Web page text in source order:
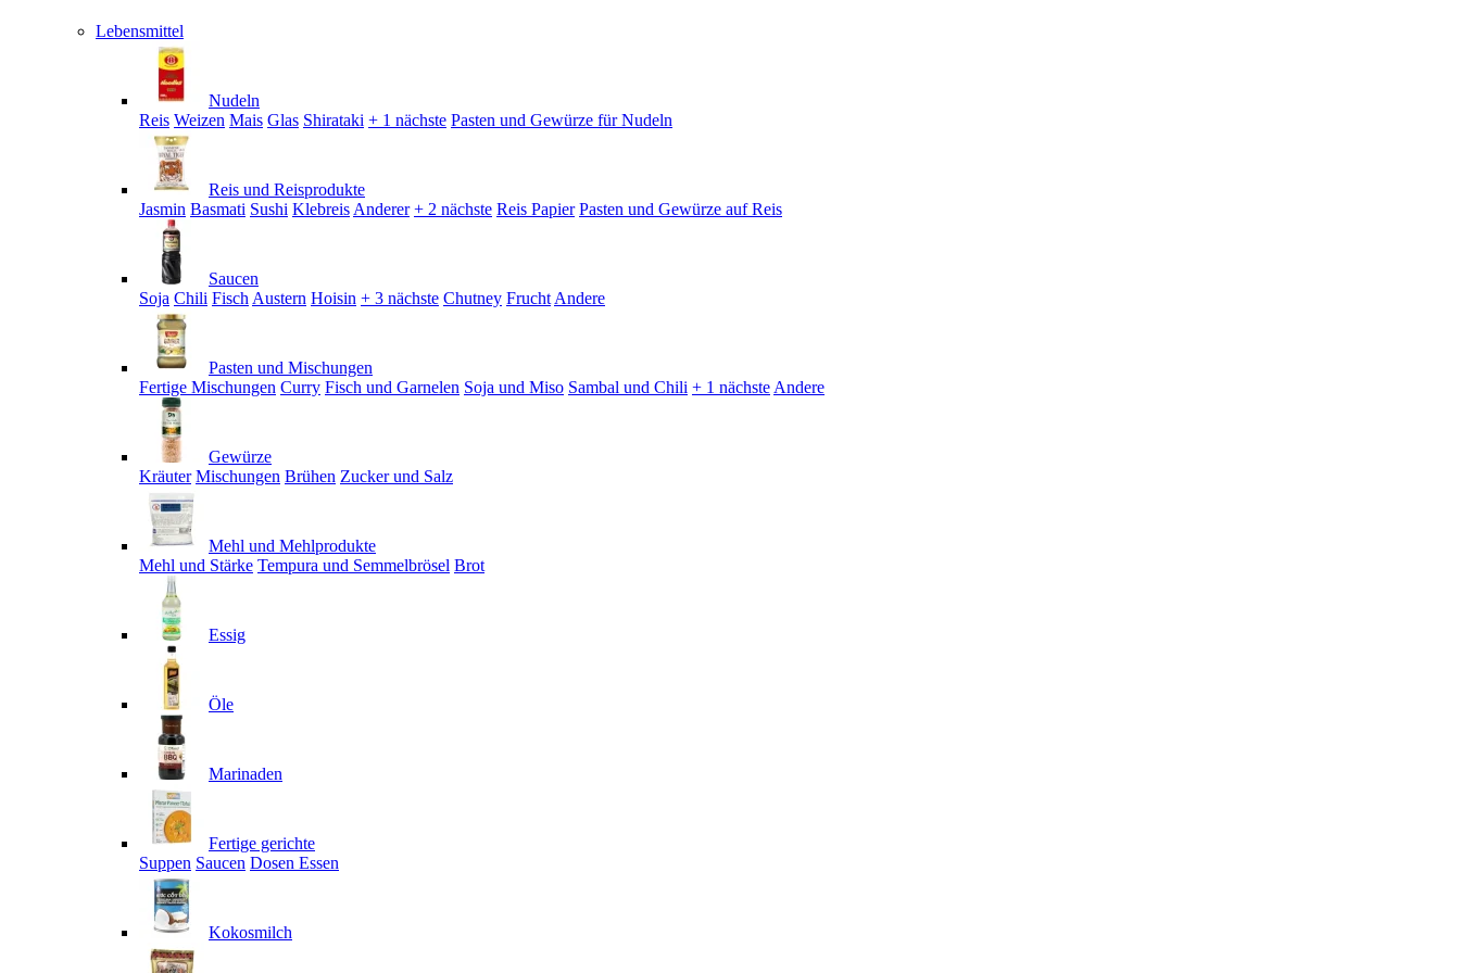
Lebensmittel
Nudeln
Reis Weizen Mais Glas Shirataki + 1 nächste Pasten und Gewürze für Nudeln
Reis und Reisprodukte
Jasmin Basmati Sushi Klebreis Anderer + 2 nächste Reis Papier Pasten und Gewürze auf Reis
Saucen
Soja Chili Fisch Austern Hoisin + 3 nächste Chutney Frucht Andere
Pasten und Mischungen
Fertige Mischungen Curry Fisch und Garnelen Soja und Miso Sambal und Chili + 1 nächste Andere
Gewürze
Kräuter Mischungen Brühen Zucker und Salz
Mehl und Mehlprodukte
Mehl und Stärke Tempura und Semmelbrösel Brot
Essig
Öle
Marinaden
Fertige gerichte
Suppen Saucen Dosen Essen
Kokosmilch